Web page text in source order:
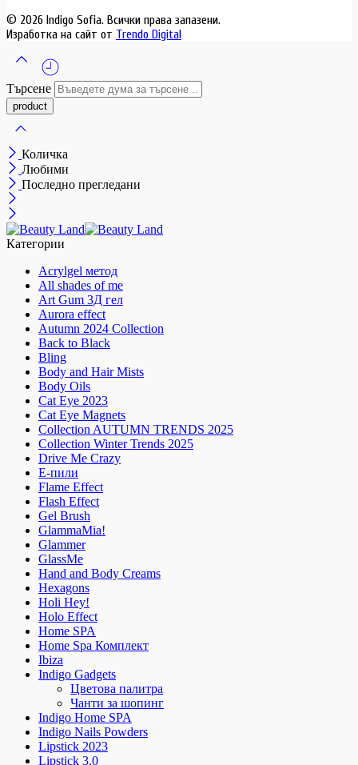
© 2026 Indigo Sofia. Всички права запазени.
Изработка на сайт от Trendo Digital
Търсене
Количка
Любими
Последно прегледани
Категории
Acrylgel метод
All shades of me
Art Gum 3Д гел
Aurora effect
Autumn 2024 Collection
Back to Black
Bling
Body and Hair Mists
Body Oils
Cat Eye 2023
Cat Eye Magnets
Collection AUTUMN TRENDS 2025
Collection Winter Trends 2025
Drive Me Crazy
E-пили
Flame Effect
Flash Effect
Gel Brush
GlammaMia!
Glammer
GlassMe
Hand and Body Creams
Hexagons
Holi Hey!
Holo Effect
Home SPA
Home Spa Комплект
Ibiza
Indigo Gadgets
Цветова палитра
Чанти за шопинг
Indigo Home SPA
Indigo Nails Powders
Lipstick 2023
Lipstick 3.0